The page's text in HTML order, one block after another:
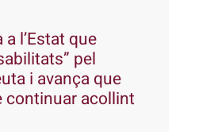
l’Estat que
pel
i avança que
continuar acollint